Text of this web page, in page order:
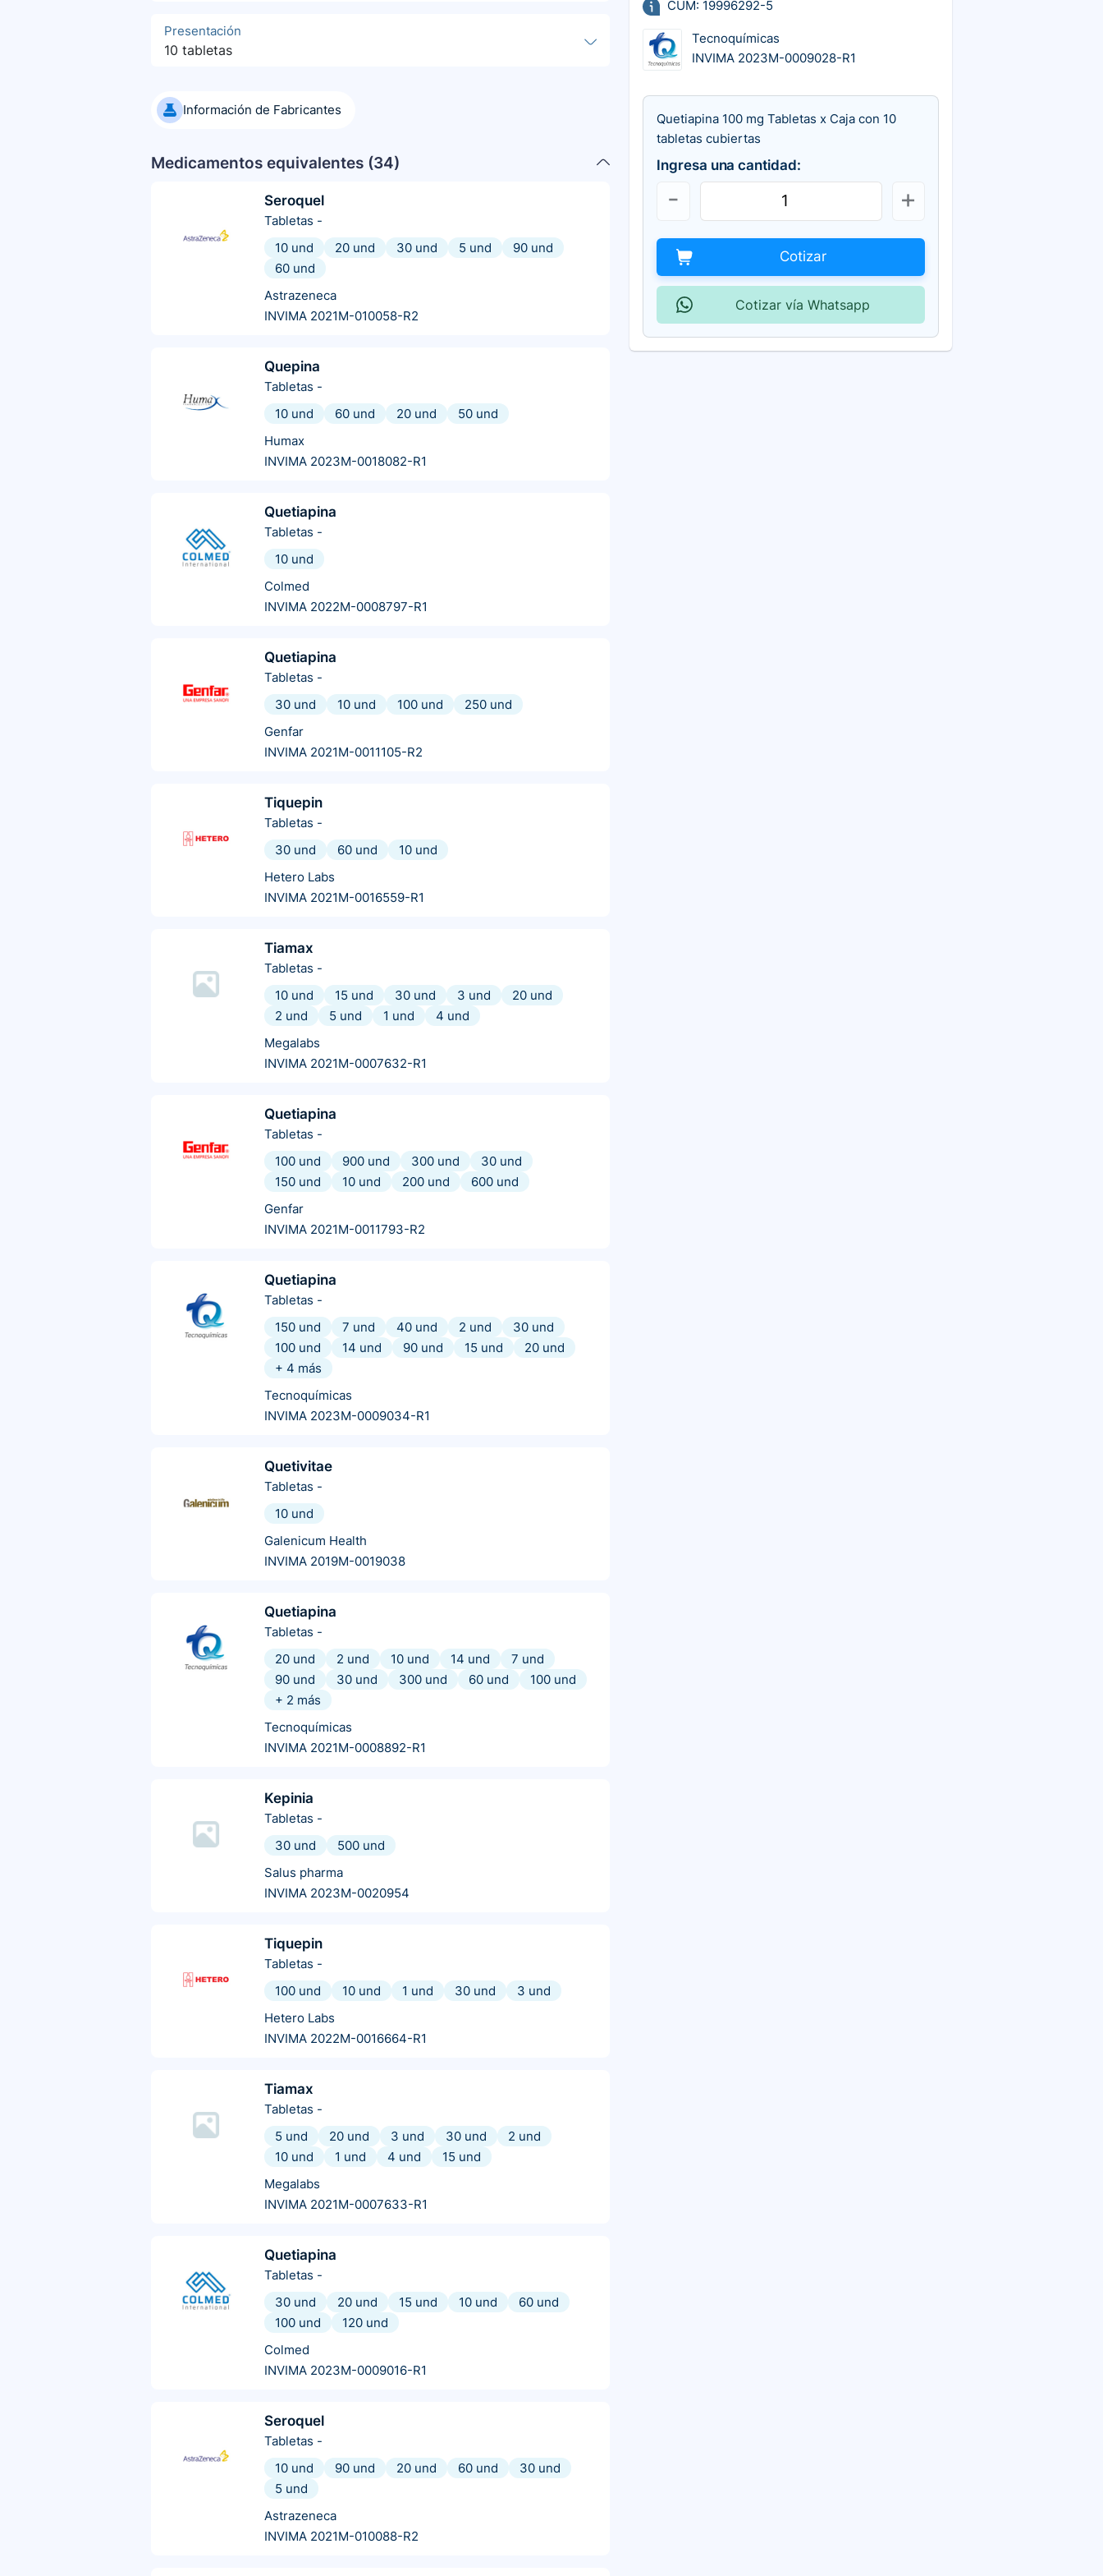
Presentación
10 tabletas
Información de Fabricantes
Medicamentos equivalentes (34)
Seroquel
Tabletas -
10 und
20 und 30 und 5 und
90 und
60 und
Astrazeneca
INVIMA 2021M-010058-R2
Quepina
Tabletas -
10 und
60 und 20 und
50 und
Humax
INVIMA 2023M-0018082-R1
Quetiapina
Tabletas -
10 und
Colmed
INVIMA 2022M-0008797-R1
Quetiapina
Tabletas -
30 und
10 und 100 und
250 und
Genfar
INVIMA 2021M-0011105-R2
Tiquepin
Tabletas -
30 und
60 und
10 und
Hetero Labs
INVIMA 2021M-0016559-R1
Tiamax
Tabletas -
10 und
15 und 30 und 3 und
20 und
2 und
5 und 1 und
4 und
Megalabs
INVIMA 2021M-0007632-R1
Quetiapina
Tabletas -
100 und
900 und 300 und
30 und
150 und
10 und 200 und
600 und
Genfar
INVIMA 2021M-0011793-R2
Quetiapina
Tabletas -
150 und
7 und 40 und 2 und
30 und
100 und
14 und 90 und 15 und
20 und
+ 4 más
Tecnoquímicas
INVIMA 2023M-0009034-R1
Quetivitae
Tabletas -
10 und
Galenicum Health
INVIMA 2019M-0019038
Quetiapina
Tabletas -
20 und
2 und 10 und 14 und
7 und
90 und
30 und 300 und 60 und
100 und
+ 2 más
Tecnoquímicas
INVIMA 2021M-0008892-R1
Kepinia
Tabletas -
30 und
500 und
Salus pharma
INVIMA 2023M-0020954
Tiquepin
Tabletas -
100 und
10 und 1 und 30 und
3 und
Hetero Labs
INVIMA 2022M-0016664-R1
Tiamax
Tabletas -
5 und
20 und 3 und 30 und
2 und
10 und
1 und 4 und
15 und
Megalabs
INVIMA 2021M-0007633-R1
Quetiapina
Tabletas -
30 und
20 und 15 und 10 und
60 und
100 und
120 und
Colmed
INVIMA 2023M-0009016-R1
Seroquel
Tabletas -
10 und
90 und 20 und 60 und
30 und
5 und
Astrazeneca
INVIMA 2021M-010088-R2
CUM: 19996292-5
Tecnoquímicas
INVIMA 2023M-0009028-R1
Quetiapina 100 mg Tabletas x Caja con 10
tabletas cubiertas
Ingresa una cantidad:
Cotizar
Cotizar vía Whatsapp